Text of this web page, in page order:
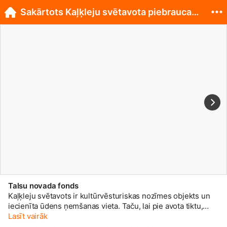
Talsu novada fonds
Kaļķleju svētavots ir kultūrvēsturiskas nozīmes objekts un
iecienīta ūdens ņemšanas vieta. Taču, lai pie avota tiktu,
īpaši pavasaros un rudeņos, bija jāpārvar neskaitāmi šķēršļi,
Lasīt vairāk
Sakārtots Kaļķleju svētavota piebraucamais ceļš